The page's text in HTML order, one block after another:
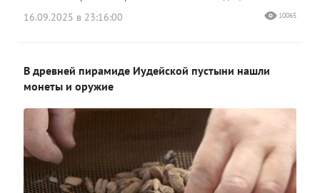
16.09.2025 в 23:16:00
10065
В древней пирамиде Иудейской пустыни нашли
монеты и оружие